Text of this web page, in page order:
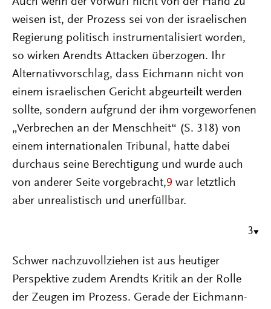
weisen ist, der Prozess sei von der israelischen
Regierung politisch instrumentalisiert worden,
so wirken Arendts Attacken überzogen. Ihr
Alternativvorschlag, dass Eichmann nicht von
einem israelischen Gericht abgeurteilt werden
sollte, sondern aufgrund der ihm vorgeworfenen
„Verbrechen an der Menschheit“ (S. 318) von
einem internationalen Tribunal, hatte dabei
durchaus seine Berechtigung und wurde auch
von anderer Seite vorgebracht,9 war letztlich
aber unrealistisch und unerfüllbar.
3
Schwer nachzuvollziehen ist aus heutiger
Perspektive zudem Arendts Kritik an der Rolle
der Zeugen im Prozess. Gerade der Eichmann-